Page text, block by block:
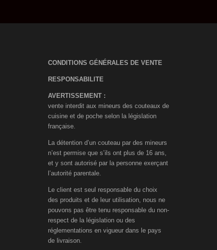
CONDITIONS GÉNÉRALES DE VENTE
RESPONSABILITE
AVERTISSEMENT :
vente interdit aux mineurs des couteaux de
cuisine et de poche selon la législation
française.
La détention d’un couteau par des mineurs
n’est permise que s’ils ont plus de 16 ans,
et y sont autorisé par la personne exerçant
l’autorité parentale.
Le client est seul responsable du choix
des produits et de leur utilisation, nous ne
pouvons pas être tenu responsable du non-
respect de la législation ou des
réglementations en vigueur dans le pays
de livraison.